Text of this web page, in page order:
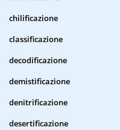
chilificazione
classificazione
decodificazione
demistificazione
denitrificazione
desertificazione